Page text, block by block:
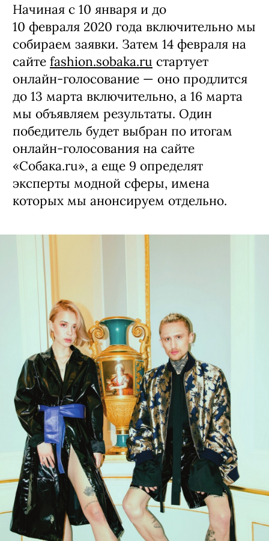
Начиная с 10 января и до
10 февраля 2020 года включительно мы
собираем заявки. Затем 14 февраля на
сайте fashion.sobaka.ru стартует
онлайн-голосование — оно продлится
до 13 марта включительно, а 16 марта
мы объявляем результаты. Один
победитель будет выбран по итогам
онлайн-голосования на сайте
«Собака.ru», а еще 9 определят
эксперты модной сферы, имена
которых мы анонсируем отдельно.